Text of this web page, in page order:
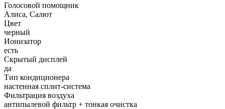
Голосовой помощник
Алиса, Салют
Цвет
черный
Ионизатор
есть
Скрытый дисплей
да
Тип кондиционера
настенная сплит-система
Фильтрация воздуха
антипылевой фильтр + тонкая очистка